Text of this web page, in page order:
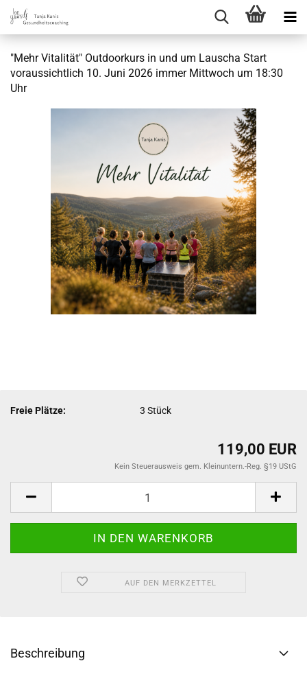
"Mehr Vitalität" Outdoorkurs in und um Lauscha Start
voraussichtlich 10. Juni 2026 immer Mittwoch um 18:30
Uhr
Freie Plätze: 3Stück
119,00 EUR
Kein Steuerausweis gem. Kleinuntern.-Reg. §19 UStG
AUF DEN MERKZETTEL
Beschreibung